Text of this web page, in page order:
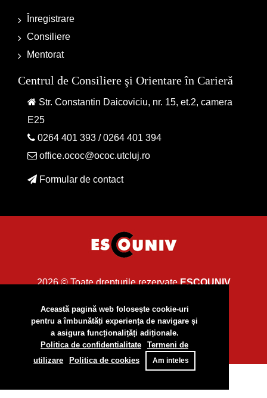
Această pagină web folosește cookie-uri
pentru a îmbunătăți experiența de navigare și
a asigura funcționalițăți adiționale.
Politica de confidentialitate
Termeni de
utilizare
Politica de cookies Am inteles
Înregistrare
Consiliere
Mentorat
Centrul de Consiliere şi Orientare în Carieră
Str. Constantin Daicoviciu, nr. 15, et.2, camera
E25
0264 401 393 /0264 401 394
office.ococ@ococ.utcluj.ro
Formular de contact
2026 © Toate drepturile rezervateESCOUNIV